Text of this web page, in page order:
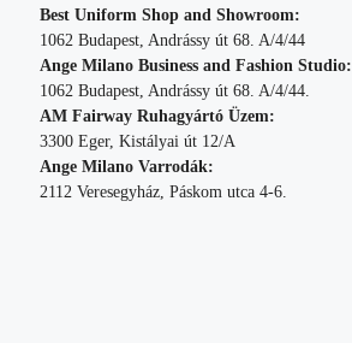
Best Uniform Shop and Showroom:
1062 Budapest, Andrássy út 68. A/4/44
Ange Milano Business and Fashion Studio:
1062 Budapest, Andrássy út 68. A/4/44.
AM Fairway Ruhagyártó Üzem:
3300 Eger, Kistályai út 12/A
Ange Milano Varrodák:
2112 Veresegyház, Páskom utca 4-6.